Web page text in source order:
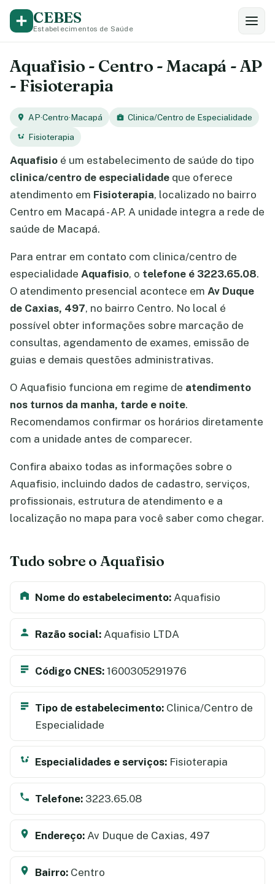
CEBES
Estabelecimentos de Saúde
Aquafisio - Centro - Macapá - AP
- Fisioterapia
AP·Centro·Macapá
Clinica/Centro de Especialidade
Fisioterapia
Aquafisio é um estabelecimento de saúde do tipo
clinica/centro de especialidade que oferece
atendimento em Fisioterapia, localizado no bairro
Centro em Macapá - AP. A unidade integra a rede de
saúde de Macapá.
Para entrar em contato com clinica/centro de
especialidade Aquafisio, o telefone é 3223.65.08.
O atendimento presencial acontece em Av Duque
de Caxias, 497, no bairro Centro. No local é
possível obter informações sobre marcação de
consultas, agendamento de exames, emissão de
guias e demais questões administrativas.
O Aquafisio funciona em regime de atendimento
nos turnos da manha, tarde e noite.
Recomendamos confirmar os horários diretamente
com a unidade antes de comparecer.
Confira abaixo todas as informações sobre o
Aquafisio, incluindo dados de cadastro, serviços,
profissionais, estrutura de atendimento e a
localização no mapa para você saber como chegar.
Tudo sobre o Aquafisio
Nome do estabelecimento: Aquafisio
Razão social: Aquafisio LTDA
Código CNES: 1600305291976
Tipo de estabelecimento: Clinica/Centro de
Especialidade
Especialidades e serviços: Fisioterapia
Telefone: 3223.65.08
Endereço: Av Duque de Caxias, 497
Bairro: Centro